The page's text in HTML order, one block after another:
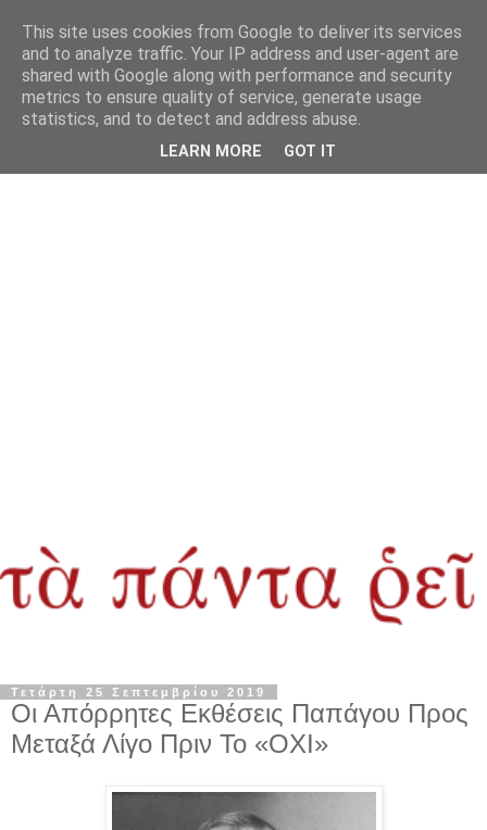
Τετάρτη 25 Σεπτεμβρίου 2019
Οι Απόρρητες Εκθέσεις Παπάγου Προς
Μεταξά Λίγο Πριν Το «ΟΧΙ»
This site uses cookies from Google to deliver its services
and to analyze traffic. Your IP address and user-agent are
shared with Google along with performance and security
metrics to ensure quality of service, generate usage
statistics, and to detect and address abuse.
LEARN MORE GOT IT